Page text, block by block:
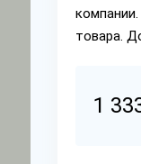
товара.
1